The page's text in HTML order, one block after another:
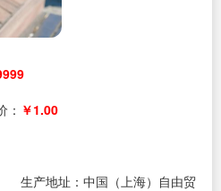
： ￥1.00
生产地址：中国（上海）自由贸